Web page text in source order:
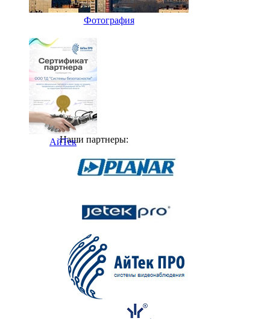
Фотография
АйТек
Наши партнеры: